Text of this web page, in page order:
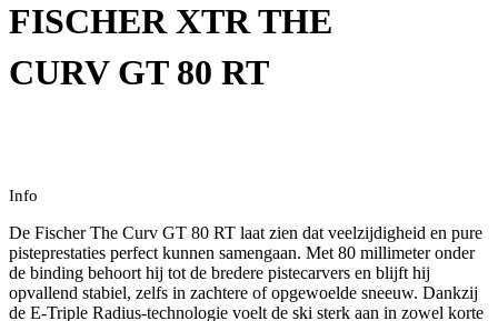
FISCHER XTR THE
CURV GT 80 RT
Info
De Fischer The Curv GT 80 RT laat zien dat veelzijdigheid en pure
pisteprestaties perfect kunnen samengaan. Met 80 millimeter onder
de binding behoort hij tot de bredere pistecarvers en blijft hij
opvallend stabiel, zelfs in zachtere of opgewoelde sneeuw. Dankzij
de E-Triple Radius-technologie voelt de ski sterk aan in zowel korte